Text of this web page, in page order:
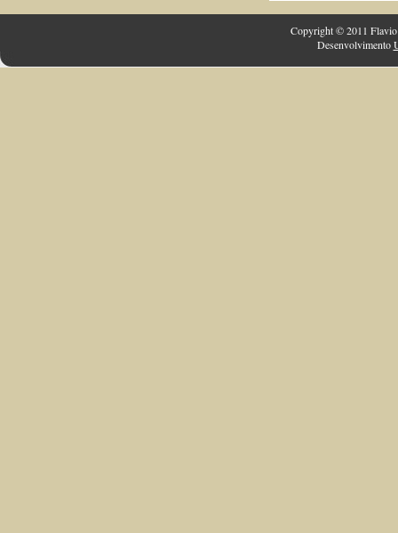
Copyright © 2011 Flavio
Desenvolvimento